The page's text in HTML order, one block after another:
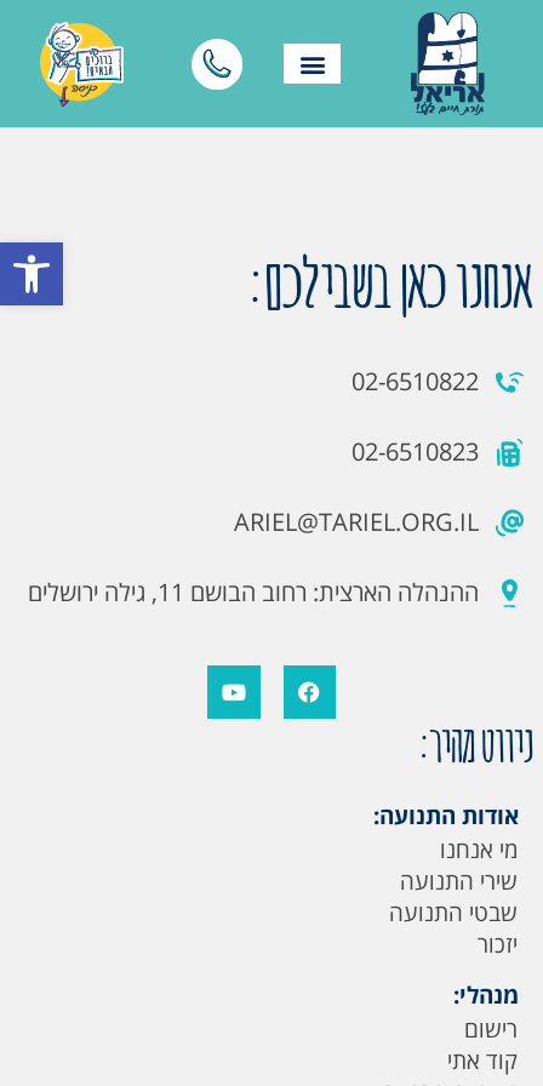
פתח אנחנו כאן בשבילכם:
02-6510822
02-6510823
ARIEL@TARIEL.ORG.IL
ההנהלה הארצית: רחוב הבושם 11, גילה ירושלים
ניווט מהיר:
אודות התנועה:
מי אנחנו
שירי התנועה
שבטי התנועה
יזכור
מנהלי:
רישום
קוד אתי